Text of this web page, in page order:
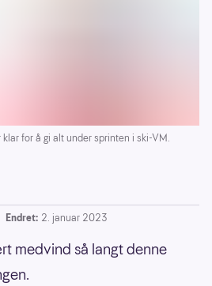
for å gi alt under sprinten i ski-VM.
Endret: 2. januar 2023
medvind så langt denne